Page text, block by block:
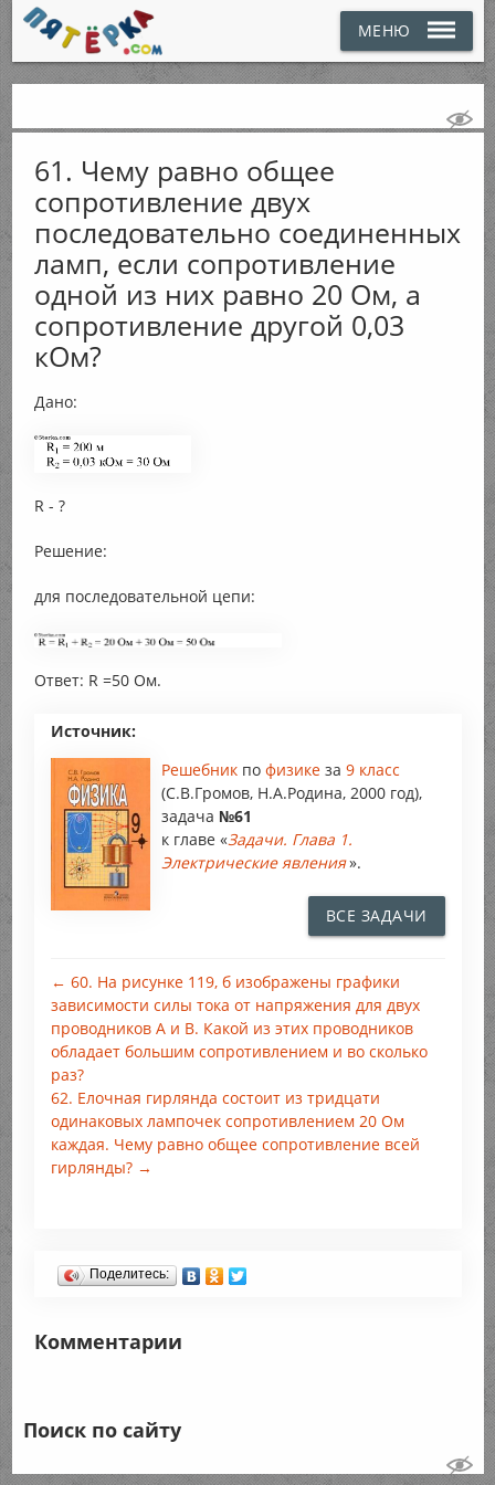
МЕНЮ
61. Чему равно общее
сопротивление двух
последовательно соединенных
ламп, если сопротивление
одной из них равно 20 Ом, а
сопротивление другой 0,03
кОм?
Дано:
R - ?
Решение:
для последовательной цепи:
Ответ: R =50 Ом.
Источник:
Решебник по физике за 9 класс
(С.В.Громов, Н.А.Родина, 2000 год),
задача №61
к главе «Задачи. Глава 1.
Электрические явления».
ВСЕ ЗАДАЧИ
← 60. На рисунке 119, б изображены графики
зависимости силы тока от напряжения для двух
проводников А и В. Какой из этих проводников
обладает большим сопротивлением и во сколько
раз?
62. Елочная гирлянда состоит из тридцати
одинаковых лампочек сопротивлением 20 Ом
каждая. Чему равно общее сопротивление всей
гирлянды? →
Поделитесь:
Комментарии
Поиск по сайту